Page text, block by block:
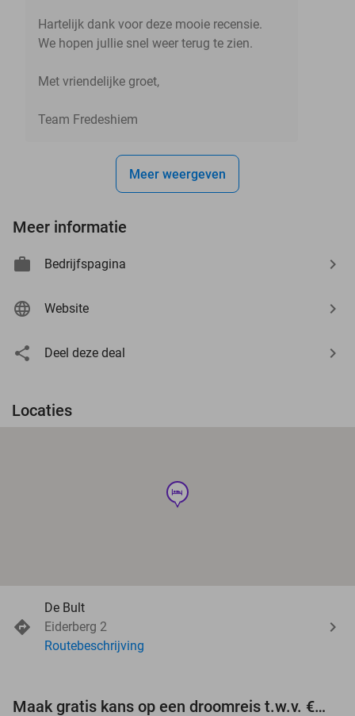
Hartelijk dank voor deze mooie recensie.
We hopen jullie snel weer terug te zien.
Met vriendelijke groet,
Team Fredeshiem
Meer weergeven
Meer informatie
Bedrijfspagina
Website
Deel deze deal
Locaties
hotel
De Bult
Eiderberg 2
Routebeschrijving
Maak gratis kans op een droomreis t.w.v. €3.000!